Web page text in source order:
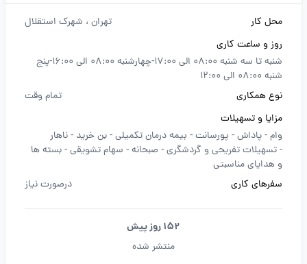
محل کار تهران ، شهرک استقلال
روز و ساعت کاری
شنبه تا سه شنبه 08:00 الی 17:00-چهارشنبه 08:00 الی 16:00-پنج
شنبه 08:00 الی 12:00
نوع همکاری
تمام وقت
مزایا و تسهیلات
وام -پاداش - پورسانت - بیمه درمان تکمیلی -بن خرید -ناهار
-تسهیلات تفریحی و گردشگری - صبحانه - سهام تشویقی -بسته ها
و هدایای مناسبتی
سفرهای کاری
درصورت نیاز
152 روز پیش
منتشر شده